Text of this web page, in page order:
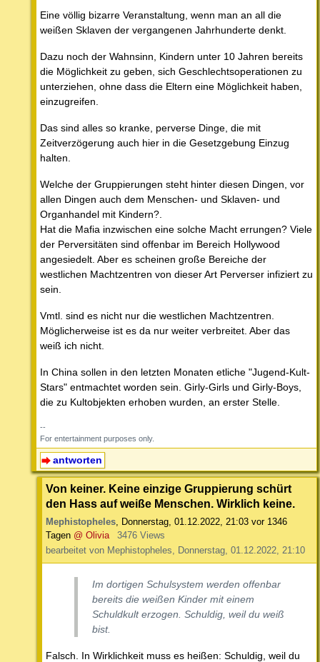
Eine völlig bizarre Veranstaltung, wenn man an all die
weißen Sklaven der vergangenen Jahrhunderte denkt.
Dazu noch der Wahnsinn, Kindern unter 10 Jahren bereits
die Möglichkeit zu geben, sich Geschlechtsoperationen zu
unterziehen, ohne dass die Eltern eine Möglichkeit haben,
einzugreifen.
Das sind alles so kranke, perverse Dinge, die mit
Zeitverzögerung auch hier in die Gesetzgebung Einzug
halten.
Welche der Gruppierungen steht hinter diesen Dingen, vor
allen Dingen auch dem Menschen- und Sklaven- und
Organhandel mit Kindern?.
Hat die Mafia inzwischen eine solche Macht errungen? Viele
der Perversitäten sind offenbar im Bereich Hollywood
angesiedelt. Aber es scheinen große Bereiche der
westlichen Machtzentren von dieser Art Perverser infiziert zu
sein.
Vmtl. sind es nicht nur die westlichen Machtzentren.
Möglicherweise ist es da nur weiter verbreitet. Aber das
weiß ich nicht.
In China sollen in den letzten Monaten etliche "Jugend-Kult-
Stars" entmachtet worden sein. Girly-Girls und Girly-Boys,
die zu Kultobjekten erhoben wurden, an erster Stelle.
--
For entertainment purposes only.
antworten
Von keiner. Keine einzige Gruppierung schürt
den Hass auf weiße Menschen. Wirklich keine.
Mephistopheles Donnerstag, 01.12.2022, 21:03 vor 1346
Tagen @ Olivia
3476 Views
bearbeitet von Mephistopheles, Donnerstag, 01.12.2022, 21:10
Im dortigen Schulsystem werden offenbar
bereits die weißen Kinder mit einem
Schuldkult erzogen. Schuldig, weil du weiß
bist.
Falsch. In Wirklichkeit muss es heißen: Schuldig, weil du